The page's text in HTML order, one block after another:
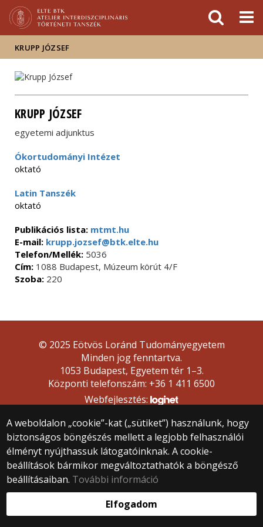
Hírek
Események
ELTE a
sajtóban
KRUPP JÓZSEF
KRUPP JÓZSEF
egyetemi adjunktus
Ókortudományi Intézet
oktató
Latin Tanszék
oktató
Publikációs lista: mtmt.hu
E-mail: krupp.jozsef@btk.elte.hu
Telefon/Mellék: 5036
Cím: 1088 Budapest, Múzeum körút 4/F
Szoba: 220
A weboldalon „cookie”-kat („sütiket”) használunk, hogy
biztonságos böngészés mellett a legjobb felhasználói
élményt nyújthassuk látogatóinknak. A cookie-
beállítások bármikor megváltoztathatók a böngésző
beállításaiban. További információ
Elfogadom
© 2025 Eötvös Loránd Tudományegyetem
Minden jog fenntartva.
1053 Budapest, Egyetem tér 1–3.
Központi telefonszám: +36 1 411 6500
Webfejlesztés: